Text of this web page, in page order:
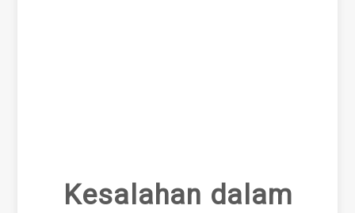
Kesalahan dalam